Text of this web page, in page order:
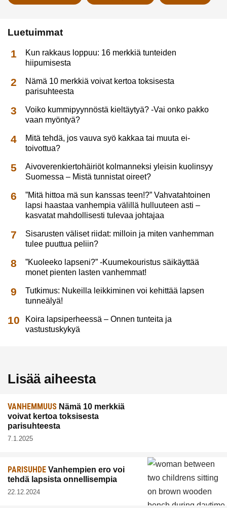
Luetuimmat
Kun rakkaus loppuu: 16 merkkiä tunteiden
hiipumisesta
Nämä 10 merkkiä voivat kertoa toksisesta
parisuhteesta
Voiko kummipyynnöstä kieltäytyä? -Vai onko pakko
vaan myöntyä?
Mitä tehdä, jos vauva syö kakkaa tai muuta ei-
toivottua?
Aivoverenkiertohäiriöt kolmanneksi yleisin kuolinsyy
Suomessa – Mistä tunnistat oireet?
”Mitä hittoa mä sun kanssas teen!?” Vahvatahtoinen
lapsi haastaa vanhempia välillä hulluuteen asti –
kasvatat mahdollisesti tulevaa johtajaa
Sisarusten väliset riidat: milloin ja miten vanhemman
tulee puuttua peliin?
”Kuoleeko lapseni?” -Kuumekouristus säikäyttää
monet pienten lasten vanhemmat!
Tutkimus: Nukeilla leikkiminen voi kehittää lapsen
tunneälyä!
Koira lapsiperheessä – Onnen tunteita ja
vastustuskykyä
Lisää aiheesta
VANHEMMUUS Nämä 10 merkkiä
voivat kertoa toksisesta
parisuhteesta
7.1.2025
PARISUHDE Vanhempien ero voi
tehdä lapsista onnellisempia
22.12.2024